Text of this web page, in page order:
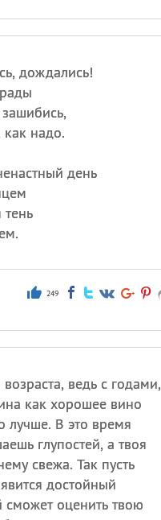
дождались!
надо.
день
тень
249
возраста, ведь с годами,
как хорошее вино
лучше. В это время
глупостей, а твоя
свежа. Так пусть
достойный
сможет оценить твою